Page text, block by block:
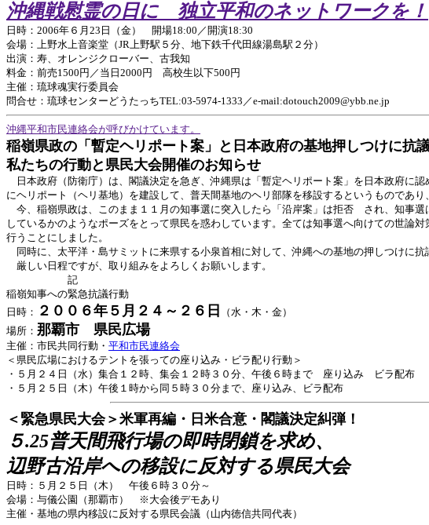
沖縄戦慰霊の日に 独立平和のネットワークを！
日時：2006年６月23日（金） 開場18:00／開演18:30
会場：上野水上音楽堂（JR上野駅５分、地下鉄千代田線湯島駅２分）
出演：寿、オレンジクローバー、古我知
料金：前売1500円／当日2000円 高校生以下500円
主催：琉球魂実行委員会
問合せ：琉球センターどうたっちTEL:03-5974-1333／e-mail:dotouch2009@ybb.ne.jp
沖縄平和市民連絡会が呼びかけています。
稲嶺県政の「暫定ヘリポート案」と日本政府の基地押しつけに抗
私たちの行動と県民大会開催のお知らせ
日本政府（防衛庁）は、閣議決定を急ぎ、沖縄県は「暫定ヘリポート案」を日本政府に
にヘリポート（ヘリ基地）を建設して、普天間基地のヘリ部隊を移設するというものであ
今、稲嶺県政は、このまま１１月の知事選に突入したら「沿岸案」は拒否 され、知事
しているかのようなポーズをとって県民を惑わしています。全ては知事選へ向けての世論
行うことにしました。
同時に、太平洋・島サミットに来県する小泉首相に対して、沖縄への基地の押しつけに
厳しい日程ですが、取り組みをよろしくお願いします。
記
稲嶺知事への緊急抗議行動
日時： ２００６年５月２４～２６日
（水・木・金）
場所： 那覇市 県民広場
主催：市民共同行動・ 平和市民連絡会
＜県民広場におけるテントを張っての座り込み・ビラ配り行動＞
・５月２４日（水）集合１２時、集会１２時３０分、午後６時まで 座り込み ビラ配布
・５月２５日（木）午後１時から同５時３０分まで、座り込み、ビラ配布
＜緊急県民大会＞米軍再編・日米合意・閣議決定糾弾！
５.25普天間飛行場の即時閉鎖を求め、
辺野古沿岸への移設に反対する県民大会
日時：５月２５日（木） 午後６時３０分～
会場：与儀公園（那覇市） ※大会後デモあり
主催・基地の県内移設に反対する県民会議（山内徳信共同代表）